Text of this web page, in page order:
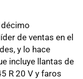
de ventas en el
y lo hace
incluye llantas de
R 20 V y faros